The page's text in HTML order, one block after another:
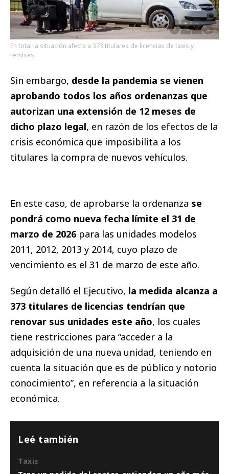
En total la situación afecta a 373 titulares de licencias de taxis y
remises.
Sin embargo, desde la pandemia se vienen
aprobando todos los años ordenanzas que
autorizan una extensión de 12 meses de
dicho plazo legal, en razón de los efectos de la
crisis económica que imposibilita a los
titulares la compra de nuevos vehículos.
En este caso, de aprobarse la ordenanza se
pondrá como nueva fecha límite el 31 de
marzo de 2026 para las unidades modelos
2011, 2012, 2013 y 2014, cuyo plazo de
vencimiento es el 31 de marzo de este año.
Según detalló el Ejecutivo, la medida alcanza a
373 titulares de licencias tendrían que
renovar sus unidades este año, los cuales
tiene restricciones para “acceder a la
adquisición de una nueva unidad, teniendo en
cuenta la situación que es de público y notorio
conocimiento”, en referencia a la situación
económica.
Leé también
Taxis